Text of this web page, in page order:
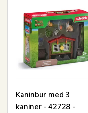
Kaninbur med 3
kaniner - 42728 -